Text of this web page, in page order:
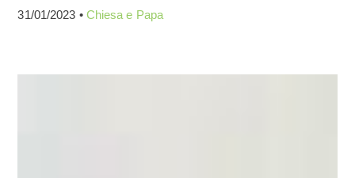
31/01/2023 • Chiesa e Papa